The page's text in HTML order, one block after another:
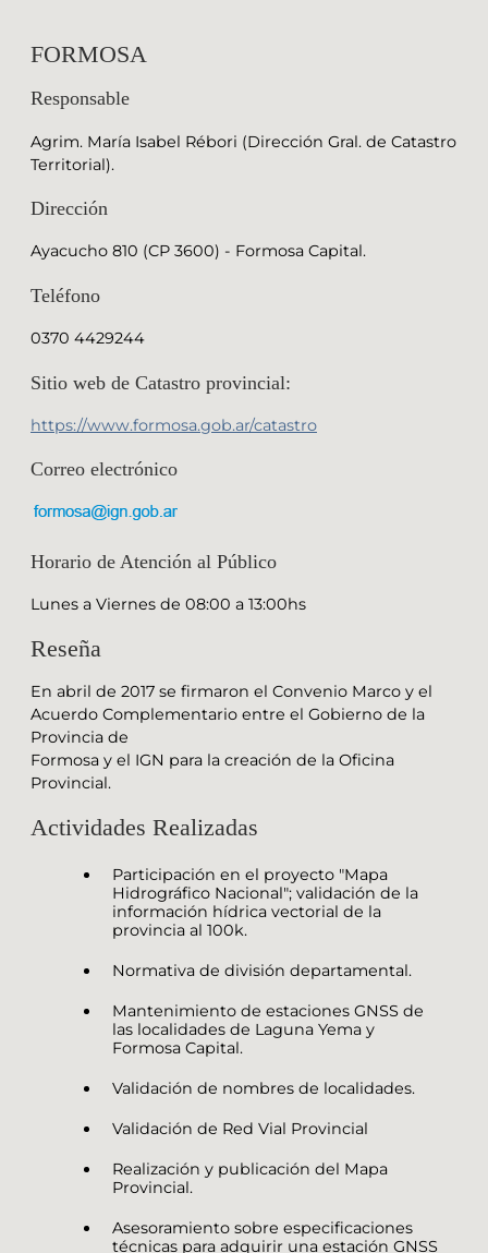
FORMOSA
Responsable
Agrim. María Isabel Rébori (Dirección Gral. de Catastro
Territorial).
Dirección
Ayacucho 810 (CP 3600) - Formosa Capital.
Teléfono
0370 4429244
Sitio web de Catastro provincial:
https://www.formosa.gob.ar/catastro
Correo electrónico
Horario de Atención al Público
Lunes a Viernes de 08:00 a 13:00hs
Reseña
En abril de 2017 se firmaron el Convenio Marco y el
Acuerdo Complementario entre el Gobierno de la
Provincia de
Formosa y el IGN para la creación de la Oficina
Provincial.
Actividades Realizadas
Participación en el proyecto "Mapa
Hidrográfico Nacional"; validación de la
información hídrica vectorial de la
provincia al 100k.
Normativa de división departamental.
Mantenimiento de estaciones GNSS de
las localidades de Laguna Yema y
Formosa Capital.
Validación de nombres de localidades.
Validación de Red Vial Provincial
Realización y publicación del Mapa
Provincial.
Asesoramiento sobre especificaciones
técnicas para adquirir una estación GNSS